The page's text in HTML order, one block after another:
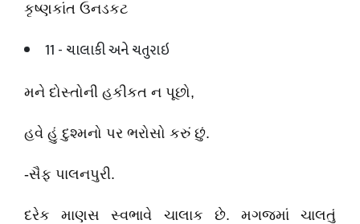
કૃષ્ણકાંત ઉનડકટ
11 - ચાલાકી અને ચતુરાઇ
મને દોસ્તોની હકીકત ન પૂછો,
હવે હું દુશ્મનો પર ભરોસો કરું છું.
-સૈફ પાલનપુરી.
દરેક માણસ સ્વભાવે ચાલાક છે. મગજમાં ચાલતું